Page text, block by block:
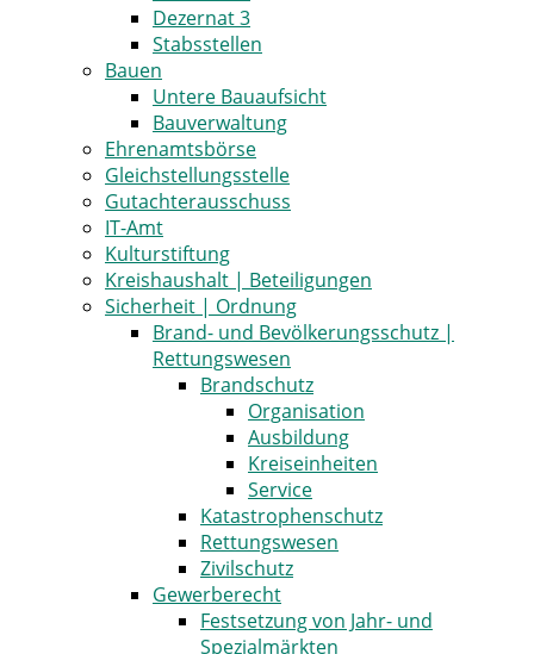
Dezernat 3
Stabsstellen
Bauen
Untere Bauaufsicht
Bauverwaltung
Ehrenamtsbörse
Gleichstellungsstelle
Gutachterausschuss
IT-Amt
Kulturstiftung
Kreishaushalt | Beteiligungen
Sicherheit | Ordnung
Brand- und Bevölkerungsschutz |
Rettungswesen
Brandschutz
Organisation
Ausbildung
Kreiseinheiten
Service
Katastrophenschutz
Rettungswesen
Zivilschutz
Gewerberecht
Festsetzung von Jahr- und
Spezialmärkten